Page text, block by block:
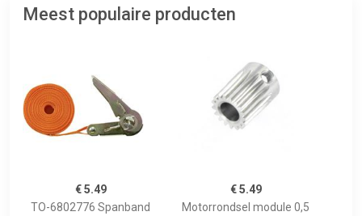
Meest populaire producten
€ 5.49
TO-6802776 Spanband
€ 5.49
Motorrondsel module 0,5